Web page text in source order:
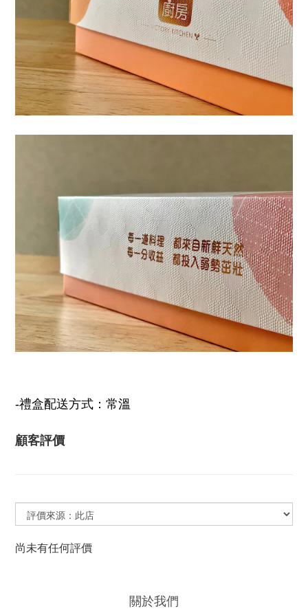
-禮盒配送方式：常溫
顧客評價
尚未有任何評價
關於我們